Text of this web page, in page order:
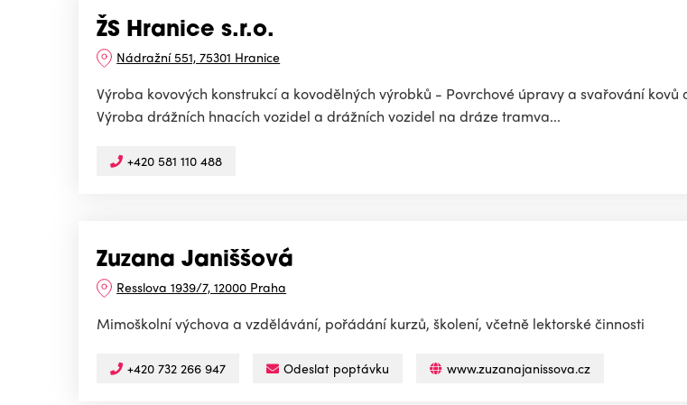
ŽS Hranice s.r.o.
Nádražní 551, 75301 Hranice
Výroba kovových konstrukcí a kovodělných výrobků - Povrchové úpravy a svařování
Výroba drážních hnacích vozidel a drážních vozidel na dráze tramva...
+420 581 110 488
Zuzana Janiššová
Resslova 1939/7, 12000 Praha
Mimoškolní výchova a vzdělávání, pořádání kurzů, školení, včetně lektorské činnosti
+420 732 266 947 Odeslat poptávku www.zuzanajanissova.cz